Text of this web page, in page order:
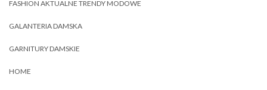
FASHION AKTUALNE TRENDY MODOWE
GALANTERIA DAMSKA
GARNITURY DAMSKIE
HOME